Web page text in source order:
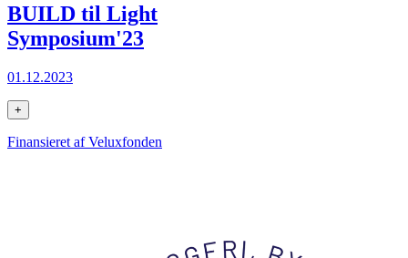
BUILD til Light
Symposium'23
01.12.2023
+
Finansieret af Veluxfonden